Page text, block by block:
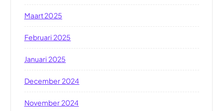
Maart 2025
Februari 2025
Januari 2025
December 2024
November 2024